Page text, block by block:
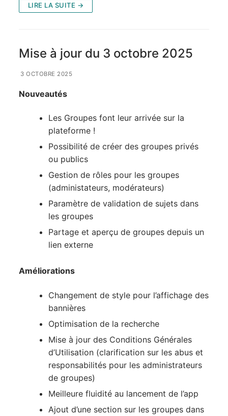
LIRE LA SUITE →
Mise à jour du 3 octobre 2025
3 OCTOBRE 2025
Nouveautés
Les Groupes font leur arrivée sur la
plateforme !
Possibilité de créer des groupes privés
ou publics
Gestion de rôles pour les groupes
(administateurs, modérateurs)
Paramètre de validation de sujets dans
les groupes
Partage et aperçu de groupes depuis un
lien externe
Améliorations
Changement de style pour l’affichage des
bannières
Optimisation de la recherche
Mise à jour des Conditions Générales
d’Utilisation (clarification sur les abus et
responsabilités pour les administrateurs
de groupes)
Meilleure fluidité au lancement de l’app
Ajout d’une section sur les groupes dans